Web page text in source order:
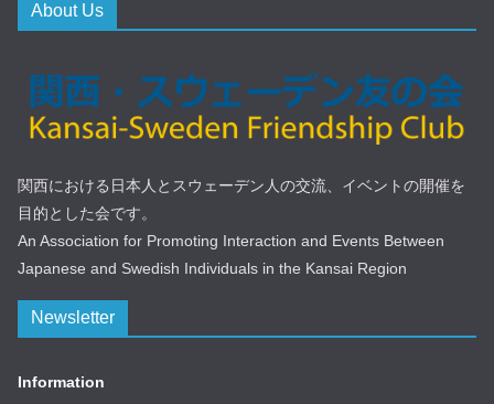
About Us
関西における日本人とスウェーデン人の交流、イベントの開催を
目的とした会です。
An Association for Promoting Interaction and Events Between
Japanese and Swedish Individuals in the Kansai Region
Newsletter
Information